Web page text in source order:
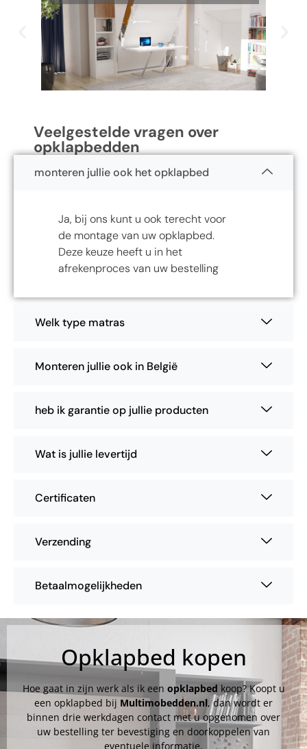
Veelgestelde vragen over
opklapbedden
monteren jullie ook het opklapbed
Ja, bij ons kunt u ook terecht voor
de montage van uw opklapbed.
Deze keuze heeft u in het
afrekenproces van uw bestelling
Welk type matras
Monteren jullie ook in België
heb ik garantie op jullie producten
Wat is jullie levertijd
Certificaten
Verzending
Betaalmogelijkheden
Opklapbed kopen
Hoe gaat in zijn werk als ik een opklapbed koop? Koopt u
een opklapbed bij Multimobedden.nl, dan wordt er
binnen drie werkdagen contact met u opgenomen over
uw bestelling ter bevestiging en doorkoppelen van
eventuele informatie.